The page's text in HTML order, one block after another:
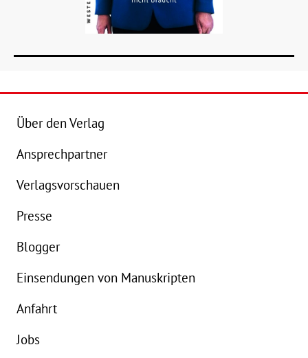
Über den Verlag
Ansprechpartner
Verlagsvorschauen
Presse
Blogger
Einsendungen von Manuskripten
Anfahrt
Jobs